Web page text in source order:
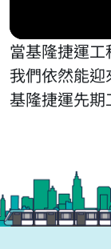
當基隆捷運
我們依然能
基隆捷運先期